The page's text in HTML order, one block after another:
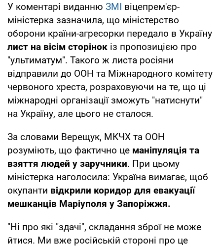
У коментарі виданню ЗМІ віцепрем'єр-
міністерка зазначила, що міністерство
оборони країни-агресорки передало в Україну
лист на вісім сторінок із пропозицією про
"ультиматум". Такого ж листа росіяни
відправили до ООН та Міжнародного комітету
червоного хреста, розраховуючи на те, що ці
міжнародні організації зможуть "натиснути"
на Україну, але цього не сталося.
За словами Верещук, МКЧХ та ООН
розуміють, що фактично це маніпуляція та
взяття людей у заручники. При цьому
міністерка наголосила: Україна вимагає, щоб
окупанти відкрили коридор для евакуації
мешканців Маріуполя у Запоріжжя.
"Ні про які "здачі", складання зброї не може
йтися. Ми вже російській стороні про це